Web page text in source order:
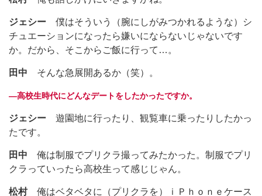
ジェシー 僕はそういう（腕にしがみつかれるような）シ
チュエーションになったら嫌いにならないじゃないです
か。だから、そこからご飯に行って…。
田中 そんな急展開あるか（笑）。
―高校生時代にどんなデートをしたかったですか。
ジェシー 遊園地に行ったり、観覧車に乗ったりしたかっ
たです。
田中 俺は制服でプリクラ撮ってみたかった。制服でプリ
クラっていったら高校生って感じじゃん。
松村俺はベタベタに（プリクラを）ｉＰｈｏｎｅケース